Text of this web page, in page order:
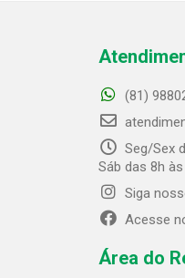
(81)
Seg/Sex
Sáb das 8h
Siga
Acesse
Área do